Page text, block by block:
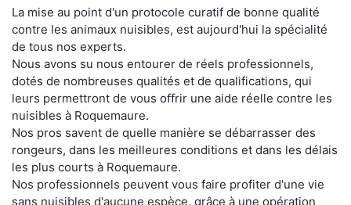
La mise au point d'un protocole curatif de bonne qualité
contre les animaux nuisibles, est aujourd'hui la spécialité
de tous nos experts.
Nous avons su nous entourer de réels professionnels,
dotés de nombreuses qualités et de qualifications, qui
leurs permettront de vous offrir une aide réelle contre les
nuisibles à Roquemaure.
Nos pros savent de quelle manière se débarrasser des
rongeurs, dans les meilleures conditions et dans les délais
les plus courts à Roquemaure.
Nos professionnels peuvent vous faire profiter d'une vie
sans nuisibles d'aucune espèce, grâce à une opération